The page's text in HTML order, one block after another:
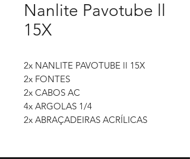
Nanlite Pavotube ll
15X
2x NANLITE PAVOTUBE ll 15X
2x FONTES
2x CABOS AC
4x ARGOLAS 1/4
2x ABRAÇADEIRAS ACRÍLICAS